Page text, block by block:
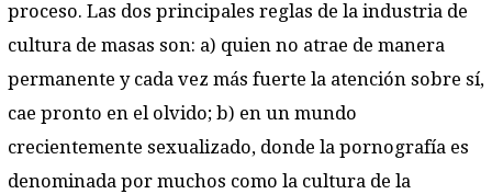
proceso. Las dos principales reglas de la industria de
cultura de masas son: a) quien no atrae de manera
permanente y cada vez más fuerte la atención sobre sí,
cae pronto en el olvido; b) en un mundo
crecientemente sexualizado, donde la pornografía es
denominada por muchos como la cultura de la